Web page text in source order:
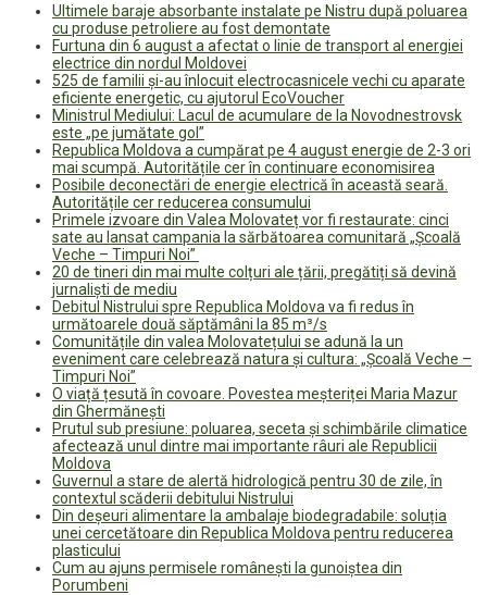
Ultimele baraje absorbante instalate pe Nistru după poluarea
cu produse petroliere au fost demontate
Furtuna din 6 august a afectat o linie de transport al energiei
electrice din nordul Moldovei
525 de familii și-au înlocuit electrocasnicele vechi cu aparate
eficiente energetic, cu ajutorul EcoVoucher
Ministrul Mediului: Lacul de acumulare de la Novodnestrovsk
este „pe jumătate gol”
Republica Moldova a cumpărat pe 4 august energie de 2-3 ori
mai scumpă. Autoritățile cer în continuare economisirea
Posibile deconectări de energie electrică în această seară.
Autoritățile cer reducerea consumului
Primele izvoare din Valea Molovateț vor fi restaurate: cinci
sate au lansat campania la sărbătoarea comunitară „Școală
Veche – Timpuri Noi”
20 de tineri din mai multe colțuri ale țării, pregătiți să devină
jurnaliști de mediu
Debitul Nistrului spre Republica Moldova va fi redus în
următoarele două săptămâni la 85 m³/s
Comunitățile din valea Molovatețului se adună la un
eveniment care celebrează natura și cultura: „Școală Veche –
Timpuri Noi”
O viață țesută în covoare. Povestea meșteriței Maria Mazur
din Ghermănești
Prutul sub presiune: poluarea, seceta și schimbările climatice
afectează unul dintre mai importante râuri ale Republicii
Moldova
Guvernul a stare de alertă hidrologică pentru 30 de zile, în
contextul scăderii debitului Nistrului
Din deșeuri alimentare la ambalaje biodegradabile: soluția
unei cercetătoare din Republica Moldova pentru reducerea
plasticului
Cum au ajuns permisele românești la gunoiștea din
Porumbeni